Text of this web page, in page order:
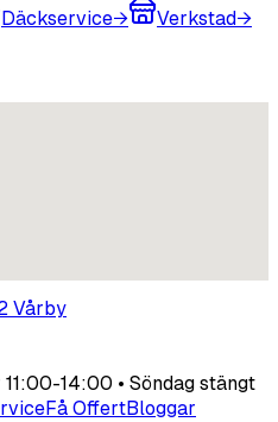
Däckservice→ Verkstad→
Vårby
14:00 • Söndag stängt
Få OffertBloggar